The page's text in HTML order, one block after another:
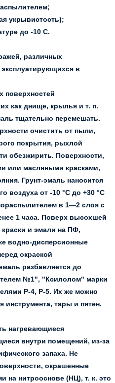
укрывистость);
до -10 С.
различных
эксплуатирующихся в
поверхностей
как днище, крылья и т. п.
тщательно перемешать.
очистить от пыли,
покрытия, рыхлой
обезжирить. Поверхности,
или масляными красками,
Грунт-эмаль наносится
воздуха от -10 °С до +30 °С
в 1—2 слоя с
1 часа. Поверх высохшей
и эмали на ПФ,
водно-дисперсионные
окраской
разбавляется до
№1", "Ксилолом" марки
Р-4, Р-5. Их же можно
инструмента, тары и пятен.
нагревающиеся
внутри помещений, из-за
запаха. Не
окрашенные
на нитрооснове (НЦ), т. к. это